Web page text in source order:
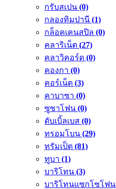
กรับสเปน (0)
กลองทิมปานี (1)
กล็อคเคนสปิล (0)
คลาริเน็ต (27)
คลาวิคอร์ด (0)
คองกา (0)
คอร์เน็ต (3)
คาบาซา (0)
ซูซาโฟน (0)
ดับเบิ้ลเบส (0)
ทรอมโบน (29)
ทรัมเป็ต (81)
ทูบา (1)
บาริโทน (3)
บาริโทนแซกโซโฟน